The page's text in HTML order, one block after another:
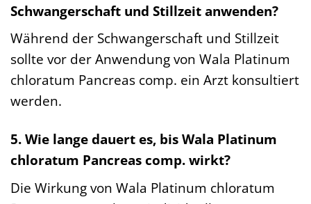
Schwangerschaft und Stillzeit anwenden?
Während der Schwangerschaft und Stillzeit
sollte vor der Anwendung von Wala Platinum
chloratum Pancreas comp. ein Arzt konsultiert
werden.
5. Wie lange dauert es, bis Wala Platinum
chloratum Pancreas comp. wirkt?
Die Wirkung von Wala Platinum chloratum